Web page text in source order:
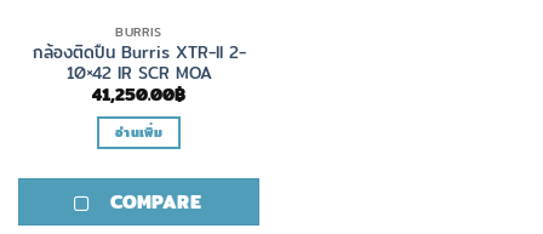
BURRIS
กล้องติดปืน Burris XTR-II 2-
10×42 IR SCR MOA
41,250.00฿
อ่านเพิ่ม
COMPARE